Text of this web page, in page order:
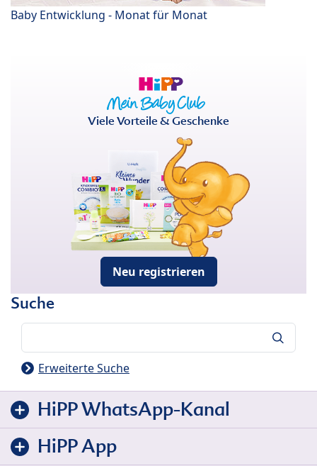
Baby Entwicklung - Monat für Monat
Viele Vorteile & Geschenke
Neu registrieren
Suche
Erweiterte Suche
HiPP WhatsApp-Kanal
HiPP App